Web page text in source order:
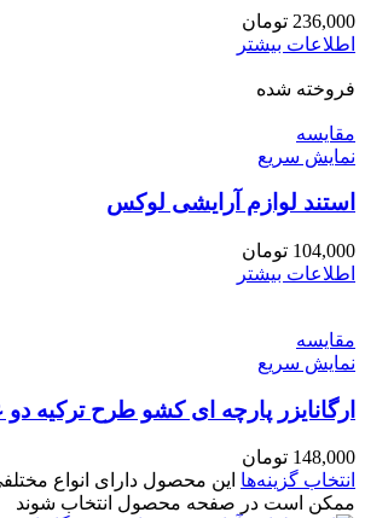
236,000 تومان
اطلاعات بیشتر
فروخته شده
مقايسه
نمایش سریع
استند لوازم آرایشی لوکس
104,000 تومان
اطلاعات بیشتر
مقايسه
نمایش سریع
ارگانایزر پارچه ای کشو طرح ترکیه
148,000 تومان
انتخاب گزینه‌ها این محصول دارای انواع
ممکن است در صفحه محصول انتخاب شوند